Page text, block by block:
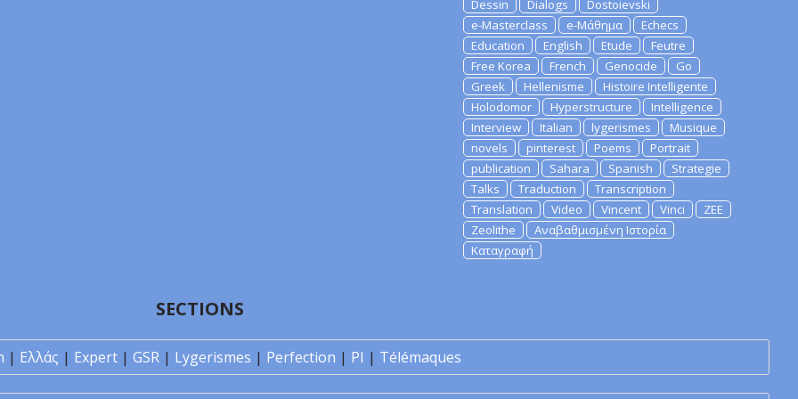
Dessin
Dialogs
Dostoievski
e-Masterclass
e-Μάθημα
Echecs
Education
English Etude
Feutre
Free Korea
French Genocide
Go
Greek
Hellenisme
Histoire Intelligente
Holodomor
Hyperstructure
Intelligence
Interview
Italian lygerismes
Musique
novels
pinterest Poems
Portrait
publication
Sahara Spanish
Strategie
Talks
Traduction
Transcription
Translation
Video Vincent Vinci
ZEE
Zeolithe
Αναβαθμισμένη Ιστορία
Καταγραφή
SECTIONS
| Ελλάς | Expert | GSR | Lygerismes | Perfection | PI | Télémaques